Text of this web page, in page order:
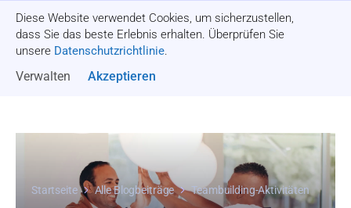
Diese Website verwendet Cookies, um sicherzustellen,
dass Sie das beste Erlebnis erhalten. Überprüfen Sie
unsere Datenschutzrichtlinie.
Verwalten Akzeptieren
Angebot einholen
Startseite Alle Blogbeiträge Teambuilding-Aktivitäten